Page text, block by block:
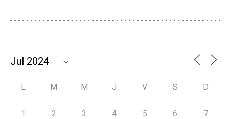
L M M J V S D
1 2 3 4 5 6 7